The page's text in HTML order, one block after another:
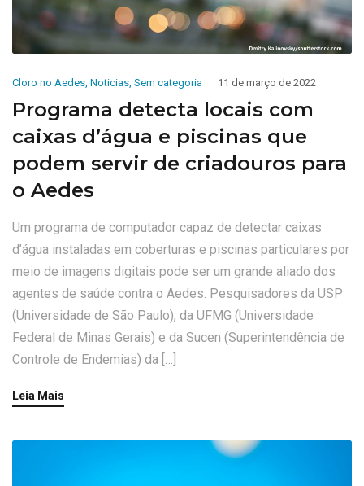
Cloro no Aedes Noticias Sem categoria 11 de março de 2022
Programa detecta locais com
caixas d’água e piscinas que
podem servir de criadouros para
o Aedes
Um programa de computador capaz de detectar caixas
d’água instaladas em coberturas e piscinas particulares por
meio de imagens digitais pode ser um grande aliado dos
agentes de saúde contra o Aedes. Pesquisadores da USP
(Universidade de São Paulo), da UFMG (Universidade
Federal de Minas Gerais) e da Sucen (Superintendência de
Controle de Endemias) da […]
Leia Mais